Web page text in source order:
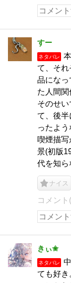
すー
ネタバレ
て、それ
品になっ
た人間
そのせ
て、後半
ったよ
喫煙描
景(初版
代を知ら
ナイス
コメント
きぃ✬
ネタバレ
ても好き